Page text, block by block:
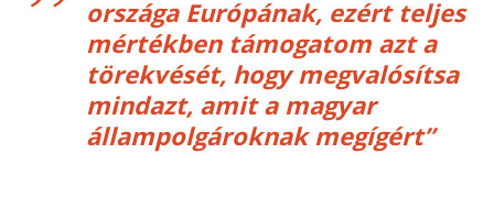
országa Európának, ezért teljes
mértékben támogatom azt a
törekvését, hogy megvalósítsa
mindazt, amit a magyar
állampolgároknak megígért”